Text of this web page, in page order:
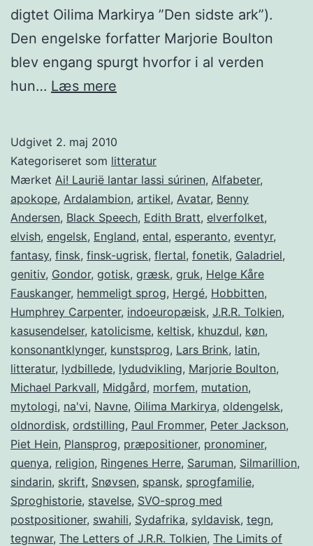
digtet Oilima Markirya ”Den sidste ark”).
Den engelske forfatter Marjorie Boulton
blev engang spurgt hvorfor i al verden
hun… Læs mere
Udgivet 2. maj 2010
Kategoriseret som litteratur
Mærket Ai! Laurië lantar lassi súrinen, Alfabeter,
apokope, Ardalambion, artikel, Avatar, Benny
Andersen, Black Speech, Edith Bratt, elverfolket,
elvish, engelsk, England, ental, esperanto, eventyr,
fantasy, finsk, finsk-ugrisk, flertal, fonetik, Galadriel,
genitiv, Gondor, gotisk, græsk, gruk, Helge Kåre
Fauskanger, hemmeligt sprog, Hergé, Hobbitten,
Humphrey Carpenter, indoeuropæisk, J.R.R. Tolkien,
kasusendelser, katolicisme, keltisk, khuzdul, køn,
konsonantklynger, kunstsprog, Lars Brink, latin,
litteratur, lydbillede, lydudvikling, Marjorie Boulton,
Michael Parkvall, Midgård, morfem, mutation,
mytologi, na'vi, Navne, Oilima Markirya, oldengelsk,
oldnordisk, ordstilling, Paul Frommer, Peter Jackson,
Piet Hein, Plansprog, præpositioner, pronominer,
quenya, religion, Ringenes Herre, Saruman, Silmarillion,
sindarin, skrift, Snøvsen, spansk, sprogfamilie,
Sproghistorie, stavelse, SVO-sprog med
postpositioner, swahili, Sydafrika, syldavisk, tegn,
tegnwar, The Letters of J.R.R. Tolkien, The Limits of